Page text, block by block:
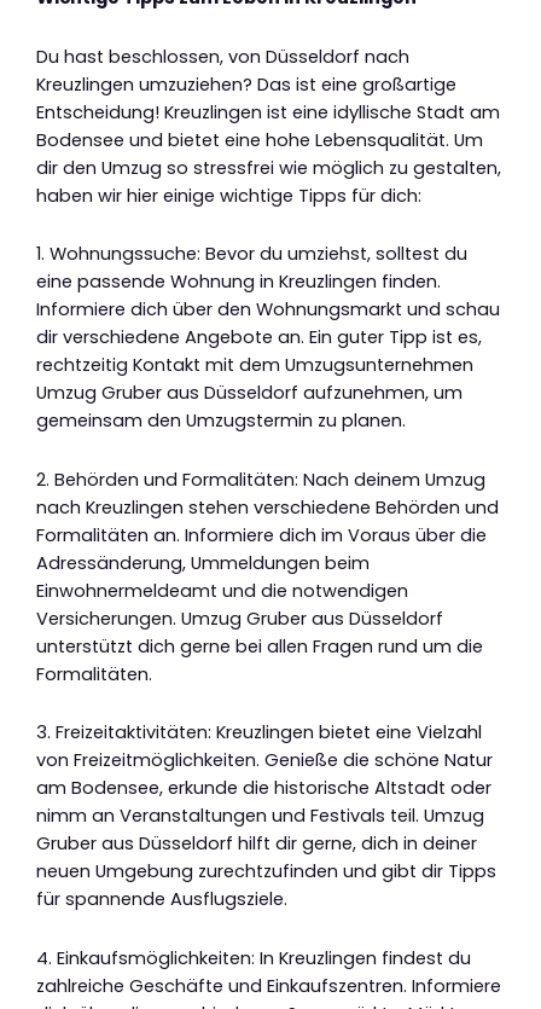
Du hast beschlossen, von Düsseldorf nach
Kreuzlingen umzuziehen? Das ist eine großartige
Entscheidung! Kreuzlingen ist eine idyllische Stadt am
Bodensee und bietet eine hohe Lebensqualität. Um
dir den Umzug so stressfrei wie möglich zu gestalten,
haben wir hier einige wichtige Tipps für dich:
1. Wohnungssuche: Bevor du umziehst, solltest du
eine passende Wohnung in Kreuzlingen finden.
Informiere dich über den Wohnungsmarkt und schau
dir verschiedene Angebote an. Ein guter Tipp ist es,
rechtzeitig Kontakt mit dem Umzugsunternehmen
Umzug Gruber aus Düsseldorf aufzunehmen, um
gemeinsam den Umzugstermin zu planen.
2. Behörden und Formalitäten: Nach deinem Umzug
nach Kreuzlingen stehen verschiedene Behörden und
Formalitäten an. Informiere dich im Voraus über die
Adressänderung, Ummeldungen beim
Einwohnermeldeamt und die notwendigen
Versicherungen. Umzug Gruber aus Düsseldorf
unterstützt dich gerne bei allen Fragen rund um die
Formalitäten.
3. Freizeitaktivitäten: Kreuzlingen bietet eine Vielzahl
von Freizeitmöglichkeiten. Genieße die schöne Natur
am Bodensee, erkunde die historische Altstadt oder
nimm an Veranstaltungen und Festivals teil. Umzug
Gruber aus Düsseldorf hilft dir gerne, dich in deiner
neuen Umgebung zurechtzufinden und gibt dir Tipps
für spannende Ausflugsziele.
4. Einkaufsmöglichkeiten: In Kreuzlingen findest du
zahlreiche Geschäfte und Einkaufszentren. Informiere